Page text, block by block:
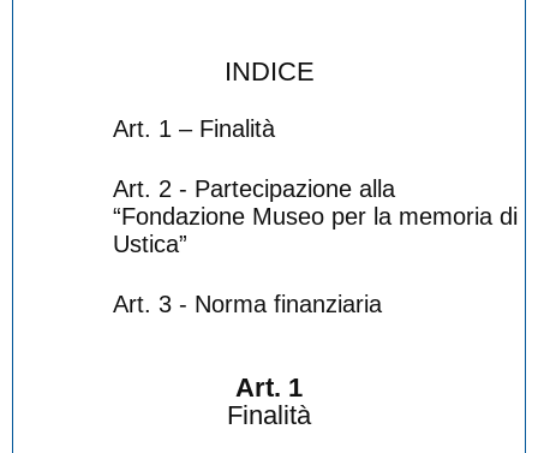
INDICE
Art. 1 – Finalità
Art. 2 - Partecipazione alla
“Fondazione Museo per la memoria di
Ustica”
Art. 3 - Norma finanziaria
Art. 1
Finalità